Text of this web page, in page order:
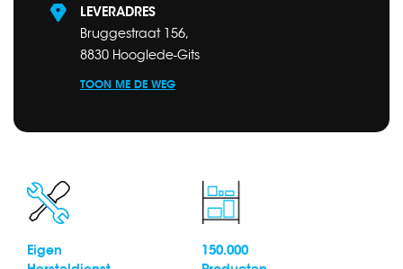
LEVERADRES
Bruggestraat 156,
8830 Hooglede-Gits
TOON ME DE WEG
Eigen
150.000